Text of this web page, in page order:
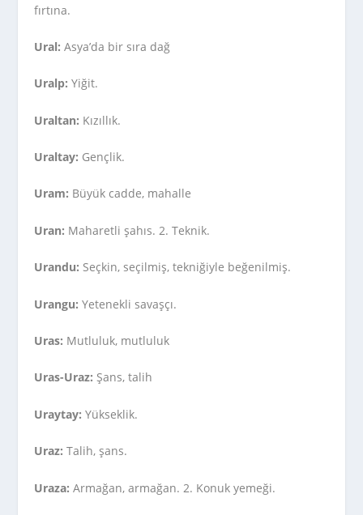
fırtına.
Ural: Asya’da bir sıra dağ
Uralp: Yiğit.
Uraltan: Kızıllık.
Uraltay: Gençlik.
Uram: Büyük cadde, mahalle
Uran: Maharetli şahıs. 2. Teknik.
Urandu: Seçkin, seçilmiş, tekniğiyle beğenilmiş.
Urangu: Yetenekli savaşçı.
Uras: Mutluluk, mutluluk
Uras-Uraz: Şans, talih
Uraytay: Yükseklik.
Uraz: Talih, şans.
Uraza: Armağan, armağan. 2. Konuk yemeği.